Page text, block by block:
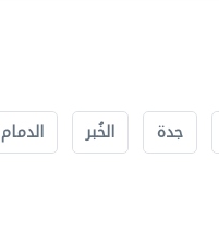
جدة الخُبر الدمام